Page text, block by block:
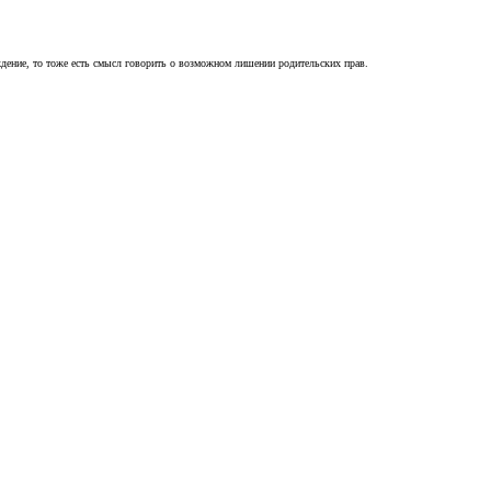
то тоже есть смысл говорить о возможном лишении родительских прав.